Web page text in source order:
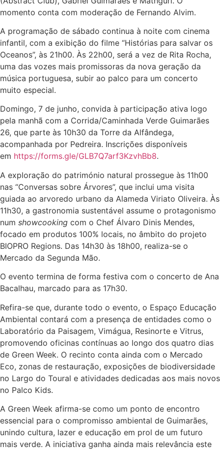
momento conta com moderação de Fernando Alvim.
A programação de sábado continua à noite com cinema
infantil, com a exibição do filme “Histórias para salvar os
Oceanos”, às 21h00. Às 22h00, será a vez de Rita Rocha,
uma das vozes mais promissoras da nova geração da
música portuguesa, subir ao palco para um concerto
muito especial.
Domingo, 7 de junho, convida à participação ativa logo
pela manhã com a Corrida/Caminhada Verde Guimarães
26, que parte às 10h30 da Torre da Alfândega,
acompanhada por Pedreira. Inscrições disponíveis
em https://forms.gle/GLB7Q7arf3KzvhBb8.
A exploração do património natural prossegue às 11h00
nas “Conversas sobre Árvores”, que inclui uma visita
guiada ao arvoredo urbano da Alameda Viriato Oliveira. Às
11h30, a gastronomia sustentável assume o protagonismo
num showcooking com o Chef Álvaro Dinis Mendes,
focado em produtos 100% locais, no âmbito do projeto
BIOPRO Regions. Das 14h30 às 18h00, realiza-se o
Mercado da Segunda Mão.
O evento termina de forma festiva com o concerto de Ana
Bacalhau, marcado para as 17h30.
Refira-se que, durante todo o evento, o Espaço Educação
Ambiental contará com a presença de entidades como o
Laboratório da Paisagem, Vimágua, Resinorte e Vitrus,
promovendo oficinas contínuas ao longo dos quatro dias
de Green Week. O recinto conta ainda com o Mercado
Eco, zonas de restauração, exposições de biodiversidade
no Largo do Toural e atividades dedicadas aos mais novos
no Palco Kids.
A Green Week afirma-se como um ponto de encontro
essencial para o compromisso ambiental de Guimarães,
unindo cultura, lazer e educação em prol de um futuro
mais verde. A iniciativa ganha ainda mais relevância este